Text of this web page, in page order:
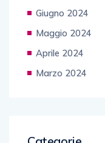
Giugno 2024
Maggio 2024
Aprile 2024
Marzo 2024